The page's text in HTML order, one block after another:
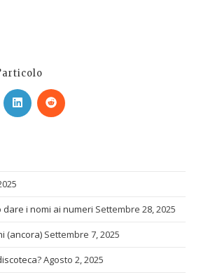
i nomi ai numeri Settembre 28, 2025
(ancora) Settembre 7, 2025
Agosto 2, 2025